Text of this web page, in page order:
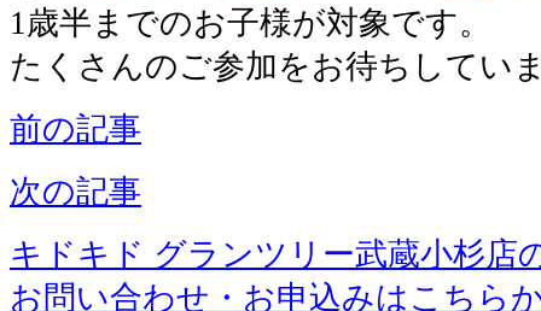
1歳半までのお子様が対象です。
たくさんのご参加をお待ちしてい
前の記事
次の記事
キドキド グランツリー武蔵小杉店
お問い合わせ・お申込みはこちら